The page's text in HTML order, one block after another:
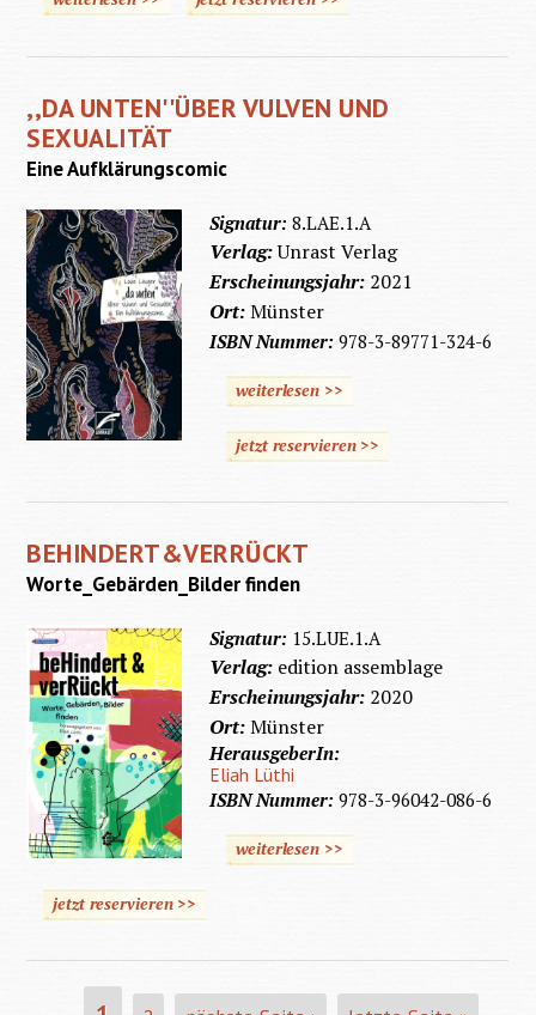
,,DA UNTEN''ÜBER VULVEN UND
SEXUALITÄT
Eine Aufklärungscomic
Signatur:8.LAE.1.A
Verlag:Unrast Verlag
Erscheinungsjahr: 2021
Ort:Münster
ISBN Nummer:978-3-89771-324-6
weiterlesen >>
jetzt reservieren >>
BEHINDERT&VERRÜCKT
Worte_Gebärden_Bilder finden
Signatur: 15.LUE.1.A
Verlag: edition assemblage
Erscheinungsjahr: 2020
Ort:Münster
HerausgeberIn:
Eliah Lüthi
ISBN Nummer:978-3-96042-086-6
weiterlesen >>
jetzt reservieren >>